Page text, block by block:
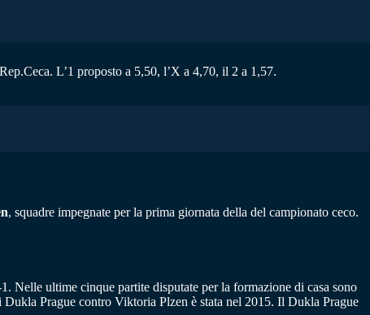
L’1 proposto a 5,50, l’X a 4,70, il 2 a 1,57.
, squadre impegnate per la prima giornata della del campionato ceco.
Nelle ultime cinque partite disputate per la formazione di casa sono
Prague contro Viktoria Plzen è stata nel 2015. Il Dukla Prague